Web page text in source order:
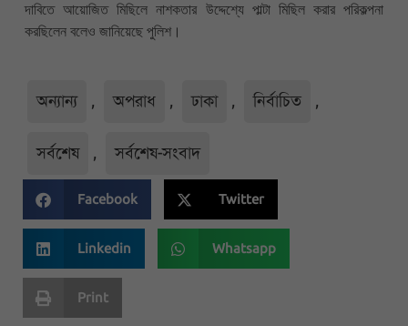
দাবিতে আয়োজিত মিছিলে নাশকতার উদ্দেশ্যে পাল্টা মিছিল করার পরিকল্পনা
করছিলেন বলেও জানিয়েছে পুলিশ।
অন্যান্য , অপরাধ , ঢাকা , নির্বাচিত ,
সর্বশেষ , সর্বশেষ-সংবাদ
Facebook Twitter
Linkedin Whatsapp
Print